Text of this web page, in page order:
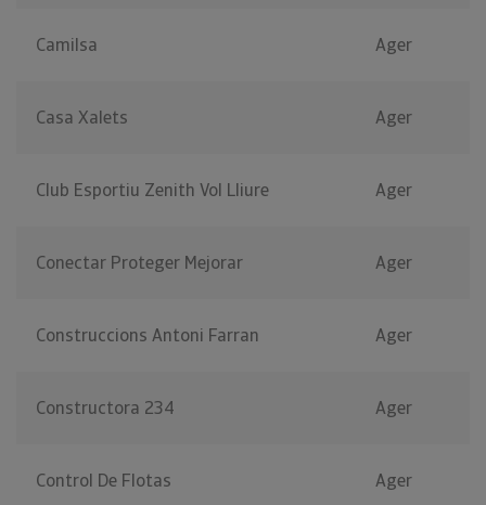
Camilsa Ager
Casa Xalets Ager
Club Esportiu Zenith Vol Lliure Ager
Conectar Proteger Mejorar Ager
Construccions Antoni Farran Ager
Constructora 234 Ager
Control De Flotas Ager